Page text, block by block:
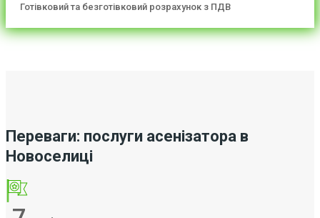
Готівковий та безготівковий розрахунок з ПДВ
Переваги: послуги асенізатора в
Новоселиці